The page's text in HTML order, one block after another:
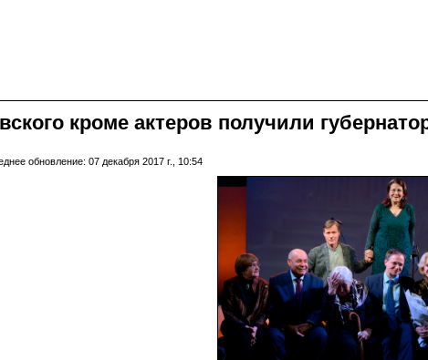
кроме актеров получили
обновление: 07 декабря 2017 г., 10:54